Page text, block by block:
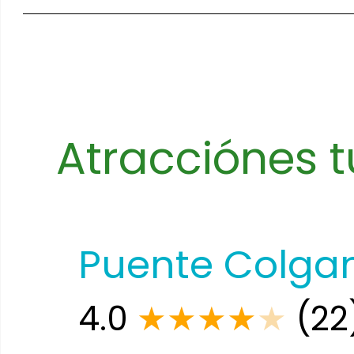
Atracciónes
Puente
4.0 ★★★★★